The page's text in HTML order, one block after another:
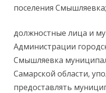
поселения Смышляевка;
должностные лица и
Администрации
Смышляевка
Самарской области,
предоставлять